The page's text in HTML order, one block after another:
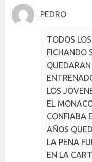
PEDRO
TODOS
FICHANDO
LOS
EL
CONFIABA
AÑOS
LA PENA
EN LA